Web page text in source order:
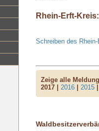
Rhein-Erft-
Schreiben des
Zeige alle
2017 | 2016| 2015|